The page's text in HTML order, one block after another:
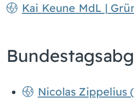
Kai Keune MdL |
Nicolas Zippelius